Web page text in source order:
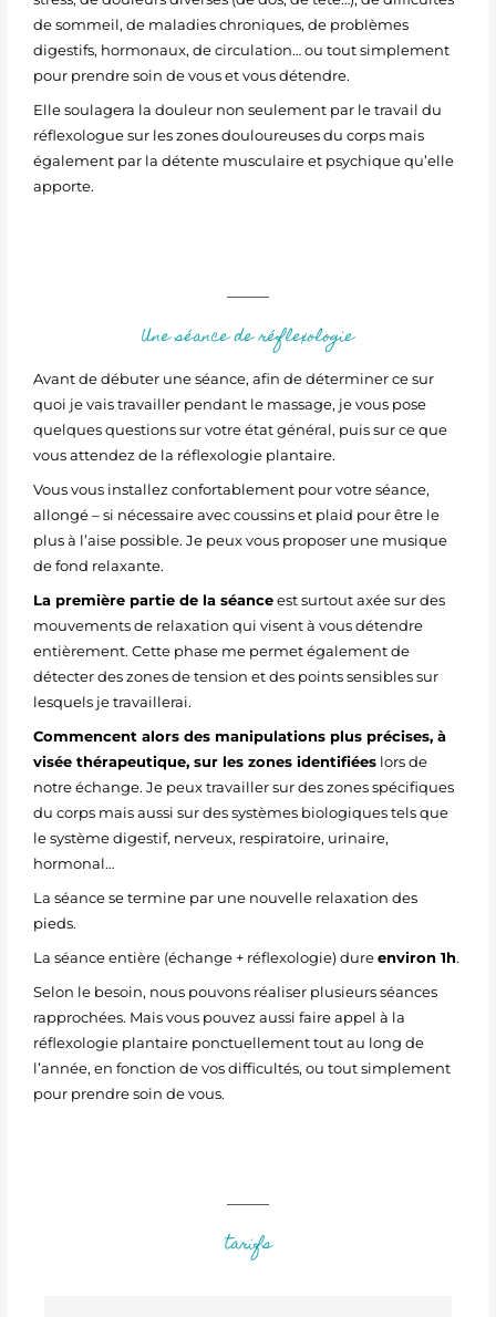
de sommeil, de maladies chroniques, de problèmes
digestifs, hormonaux, de circulation… ou tout simplement
pour prendre soin de vous et vous détendre.
Elle soulagera la douleur non seulement par le travail du
réflexologue sur les zones douloureuses du corps mais
également par la détente musculaire et psychique qu’elle
apporte.
Une séance de réflexologie
Avant de débuter une séance, afin de déterminer ce sur
quoi je vais travailler pendant le massage, je vous pose
quelques questions sur votre état général, puis sur ce que
vous attendez de la réflexologie plantaire.
Vous vous installez confortablement pour votre séance,
allongé – si nécessaire avec coussins et plaid pour être le
plus à l’aise possible. Je peux vous proposer une musique
de fond relaxante.
La première partie de la séanceest surtout axée sur des
mouvements de relaxation qui visent à vous détendre
entièrement. Cette phase me permet également de
détecter des zones de tension et des points sensibles sur
lesquels je travaillerai.
Commencent alors des manipulations plus précises, à
visée thérapeutique, sur les zones identifiéeslors de
notre échange. Je peux travailler sur des zones spécifiques
du corps mais aussi sur des systèmes biologiques tels que
le système digestif, nerveux, respiratoire, urinaire,
hormonal…
La séance se termine par une nouvelle relaxation des
pieds.
La séance entière (échange + réflexologie) dure environ 1h.
Selon le besoin, nous pouvons réaliser plusieurs séances
rapprochées. Mais vous pouvez aussi faire appel à la
réflexologie plantaire ponctuellement tout au long de
l’année, en fonction de vos difficultés, ou tout simplement
pour prendre soin de vous.
tarifs